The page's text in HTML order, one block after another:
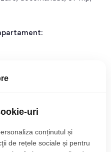
de vanzare cu 3
Cluj-Napoca, zona
constructiei 1930, structura
astfel:
uri
conținutul și
de rețele sociale și pentru